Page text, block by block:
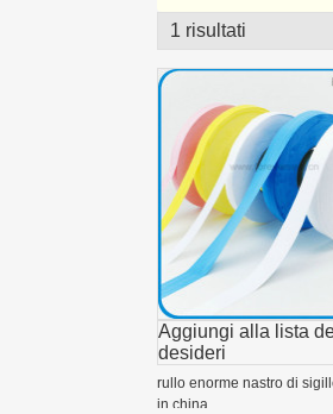
1 risultati
Aggiungi alla lista
desideri
rullo enorme nastro di
in china